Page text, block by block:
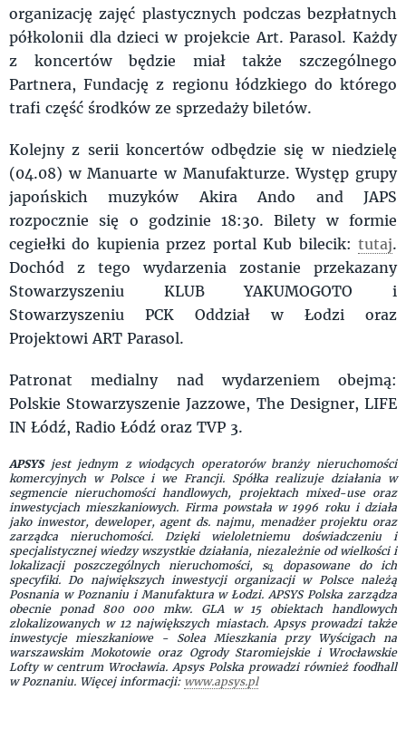
organizację zajęć plastycznych podczas bezpłatnych
półkolonii dla dzieci w projekcie Art. Parasol. Każdy
z koncertów będzie miał także szczególnego
Partnera, Fundację z regionu łódzkiego do którego
trafi część środków ze sprzedaży biletów.
Kolejny z serii koncertów odbędzie się w niedzielę
(04.08) w Manuarte w Manufakturze. Występ grupy
japońskich muzyków Akira Ando and JAPS
rozpocznie się o godzinie 18:30. Bilety w formie
cegiełki do kupienia przez portal Kub bilecik: tutaj.
Dochód z tego wydarzenia zostanie przekazany
Stowarzyszeniu KLUB YAKUMOGOTO i
Stowarzyszeniu PCK Oddział w Łodzi oraz
Projektowi ART Parasol.
Patronat medialny nad wydarzeniem obejmą:
Polskie Stowarzyszenie Jazzowe, The Designer, LIFE
IN Łódź, Radio Łódź oraz TVP 3.
APSYSjest jednym z wiodących operatorów branży nieruchomości
komercyjnych w Polsce i we Francji. Spółka realizuje działania w
segmencie nieruchomości handlowych, projektach mixed-use oraz
inwestycjach mieszkaniowych. Firma powstała w 1996 roku i działa
jako inwestor, deweloper, agent ds. najmu, menadżer projektu oraz
zarządca nieruchomości. Dzięki wieloletniemu doświadczeniu i
specjalistycznej wiedzy wszystkie działania, niezależnie od wielkości i
lokalizacji poszczególnych nieruchomości, są̨ dopasowane do ich
specyfiki. Do największych inwestycji organizacji w Polsce należą
Posnania w Poznaniu i Manufaktura w Łodzi. APSYS Polska zarządza
obecnie ponad 800 000 mkw. GLA w 15 obiektach handlowych
zlokalizowanych w 12 największych miastach. Apsys prowadzi także
inwestycje mieszkaniowe - Solea Mieszkania przy Wyścigach na
warszawskim Mokotowie oraz Ogrody Staromiejskie i Wrocławskie
Lofty w centrum Wrocławia. Apsys Polska prowadzi również foodhall
w Poznaniu. Więcej informacji: www.apsys.pl